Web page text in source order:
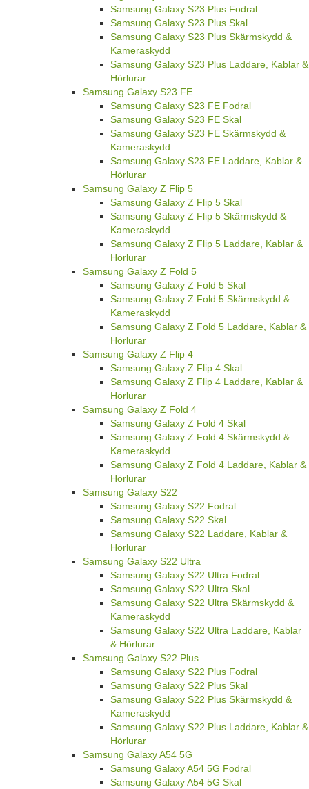
Samsung Galaxy S23 Plus Fodral
Samsung Galaxy S23 Plus Skal
Samsung Galaxy S23 Plus Skärmskydd &
Kameraskydd
Samsung Galaxy S23 Plus Laddare, Kablar &
Hörlurar
Samsung Galaxy S23 FE
Samsung Galaxy S23 FE Fodral
Samsung Galaxy S23 FE Skal
Samsung Galaxy S23 FE Skärmskydd &
Kameraskydd
Samsung Galaxy S23 FE Laddare, Kablar &
Hörlurar
Samsung Galaxy Z Flip 5
Samsung Galaxy Z Flip 5 Skal
Samsung Galaxy Z Flip 5 Skärmskydd &
Kameraskydd
Samsung Galaxy Z Flip 5 Laddare, Kablar &
Hörlurar
Samsung Galaxy Z Fold 5
Samsung Galaxy Z Fold 5 Skal
Samsung Galaxy Z Fold 5 Skärmskydd &
Kameraskydd
Samsung Galaxy Z Fold 5 Laddare, Kablar &
Hörlurar
Samsung Galaxy Z Flip 4
Samsung Galaxy Z Flip 4 Skal
Samsung Galaxy Z Flip 4 Laddare, Kablar &
Hörlurar
Samsung Galaxy Z Fold 4
Samsung Galaxy Z Fold 4 Skal
Samsung Galaxy Z Fold 4 Skärmskydd &
Kameraskydd
Samsung Galaxy Z Fold 4 Laddare, Kablar &
Hörlurar
Samsung Galaxy S22
Samsung Galaxy S22 Fodral
Samsung Galaxy S22 Skal
Samsung Galaxy S22 Laddare, Kablar &
Hörlurar
Samsung Galaxy S22 Ultra
Samsung Galaxy S22 Ultra Fodral
Samsung Galaxy S22 Ultra Skal
Samsung Galaxy S22 Ultra Skärmskydd &
Kameraskydd
Samsung Galaxy S22 Ultra Laddare, Kablar
& Hörlurar
Samsung Galaxy S22 Plus
Samsung Galaxy S22 Plus Fodral
Samsung Galaxy S22 Plus Skal
Samsung Galaxy S22 Plus Skärmskydd &
Kameraskydd
Samsung Galaxy S22 Plus Laddare, Kablar &
Hörlurar
Samsung Galaxy A54 5G
Samsung Galaxy A54 5G Fodral
Samsung Galaxy A54 5G Skal